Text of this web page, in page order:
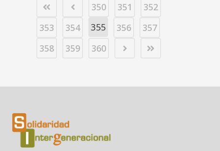
350 351
352
353
354 355 356
357
358
359 360